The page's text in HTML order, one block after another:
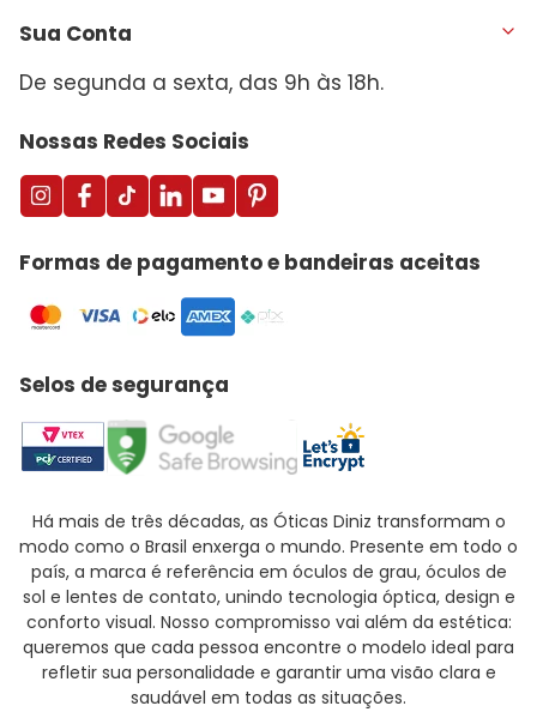
Sua Conta
De segunda a sexta, das 9h às 18h.
Nossas Redes Sociais
Formas de pagamento e bandeiras aceitas
Selos de segurança
Há mais de três décadas, as Óticas Diniz transformam o
modo como o Brasil enxerga o mundo. Presente em todo o
país, a marca é referência em óculos de grau, óculos de
sol e lentes de contato, unindo tecnologia óptica, design e
conforto visual. Nosso compromisso vai além da estética:
queremos que cada pessoa encontre o modelo ideal para
refletir sua personalidade e garantir uma visão clara e
saudável em todas as situações.